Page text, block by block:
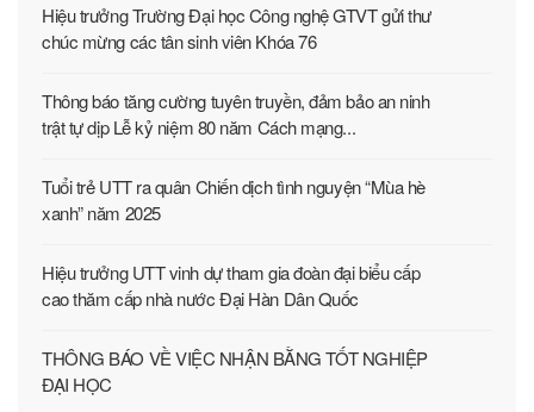
Hiệu trưởng Trường Đại học Công nghệ GTVT gửi thư
chúc mừng các tân sinh viên Khóa 76
Thông báo tăng cường tuyên truyền, đảm bảo an ninh
trật tự dịp Lễ kỷ niệm 80 năm Cách mạng...
Tuổi trẻ UTT ra quân Chiến dịch tình nguyện “Mùa hè
xanh” năm 2025
Hiệu trưởng UTT vinh dự tham gia đoàn đại biểu cấp
cao thăm cấp nhà nước Đại Hàn Dân Quốc
THÔNG BÁO VỀ VIỆC NHẬN BẰNG TỐT NGHIỆP
ĐẠI HỌC